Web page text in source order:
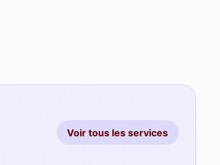
Voir tous les services